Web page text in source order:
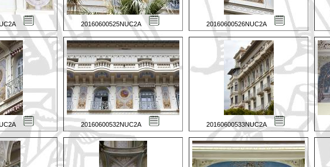
20160600525NUC2A 20160600526NUC2A
20160600532NUC2A 20160600533NUC2A